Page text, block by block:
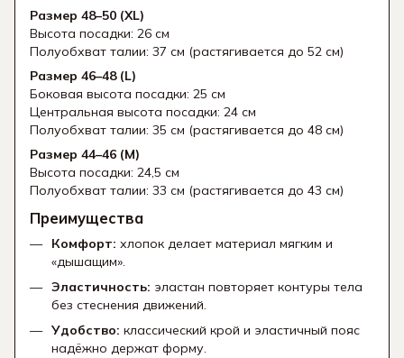
Размер 48–50 (XL)
Высота посадки: 26 см
Полуобхват талии: 37 см (растягивается до 52 см)
Размер 46–48 (L)
Боковая высота посадки: 25 см
Центральная высота посадки: 24 см
Полуобхват талии: 35 см (растягивается до 48 см)
Размер 44–46 (M)
Высота посадки: 24,5 см
Полуобхват талии: 33 см (растягивается до 43 см)
Преимущества
Комфорт: хлопок делает материал мягким и
«дышащим».
Эластичность: эластан повторяет контуры тела
без стеснения движений.
Удобство: классический крой и эластичный пояс
надёжно держат форму.